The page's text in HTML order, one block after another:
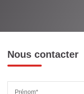
Nous contacter
Prénom*